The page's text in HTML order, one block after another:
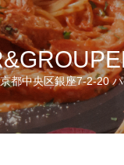
都中央区銀座7-2-20